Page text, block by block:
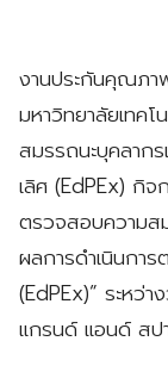
งานประกันคุณภา
มหาวิทยาลัยเทค
สมรรถนะบุคลาก
เลิศ (EdPEx) กิ
ตรวจสอบความส
ผลการดำเนินกา
(EdPEx)” ระหว่
แกรนด์ แอนด์ สป